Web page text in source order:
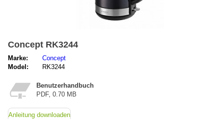
Concept RK3244
Marke:
Concept
Model:
RK3244
Benutzerhandbuch
PDF, 0.70 MB
Anleitung downloaden